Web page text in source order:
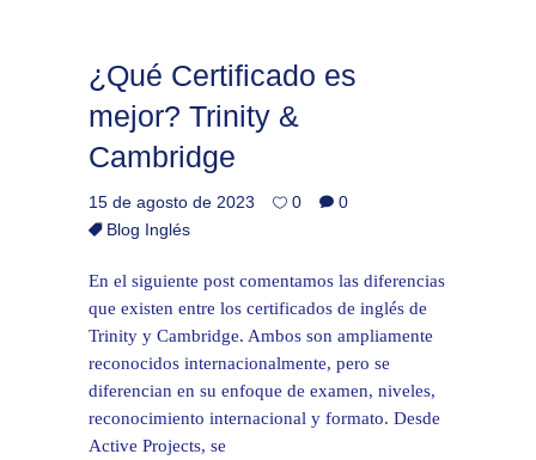
¿Qué Certificado es
mejor? Trinity &
Cambridge
15 de agosto de 2023 0
0
Blog Inglés
En el siguiente post comentamos las diferencias
que existen entre los certificados de inglés de
Trinity y Cambridge. Ambos son ampliamente
reconocidos internacionalmente, pero se
diferencian en su enfoque de examen, niveles,
reconocimiento internacional y formato. Desde
Active Projects, se